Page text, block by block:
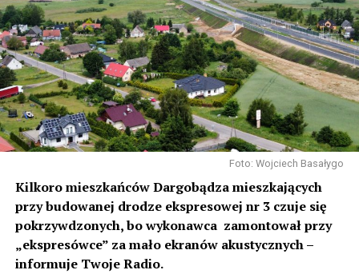
Foto: Wojciech Basałygo
Kilkoro mieszkańców Dargobądza mieszkających
przy budowanej drodze ekspresowej nr 3 czuje się
pokrzywdzonych, bo wykonawca zamontował przy
„ekspresówce” za mało ekranów akustycznych –
informuje Twoje Radio.